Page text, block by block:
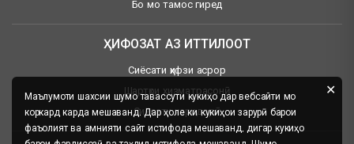
Бо мо тамос гиред
ҲИФОЗАТ АЗ ИТТИЛООТ
Сиёсати ҳифзи асрор
Шартҳои хизматрасонӣ
Сиёсати харидорӣ
Маълумоти шахсии шумо тавассути кукиҳо дар вебсайти мо
коркард карда мешаванд. Дар ҳоле ки кукиҳои зарурӣ барои
фаъолият ва амнияти сайт истифода мешаванд, дигар кукиҳо
✕